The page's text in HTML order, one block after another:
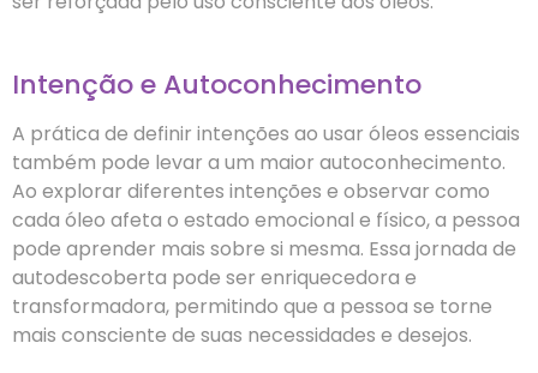
Intenção e Autoconhecimento
A prática de definir intenções ao usar óleos essenciais
também pode levar a um maior autoconhecimento.
Ao explorar diferentes intenções e observar como
cada óleo afeta o estado emocional e físico, a pessoa
pode aprender mais sobre si mesma. Essa jornada de
autodescoberta pode ser enriquecedora e
transformadora, permitindo que a pessoa se torne
mais consciente de suas necessidades e desejos.